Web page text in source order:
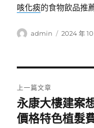
咳化痰的食物飲品推
作
admin
發
2024 年 10
章
導
上一篇文章
上
一
永康大樓建案
價格特色植髮